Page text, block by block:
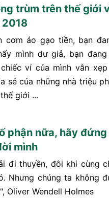
trùm trên thế giới
2018
cơm áo gạo tiền, bạn
mình dư giả, bạn
ví của mình vẫn
sẻ của những nhà triệu
giới ...
phận nữa, hãy đứng
mình
đi thuyền, đôi khi cùng
Nhưng chúng ta không
Oliver Wendell Holmes